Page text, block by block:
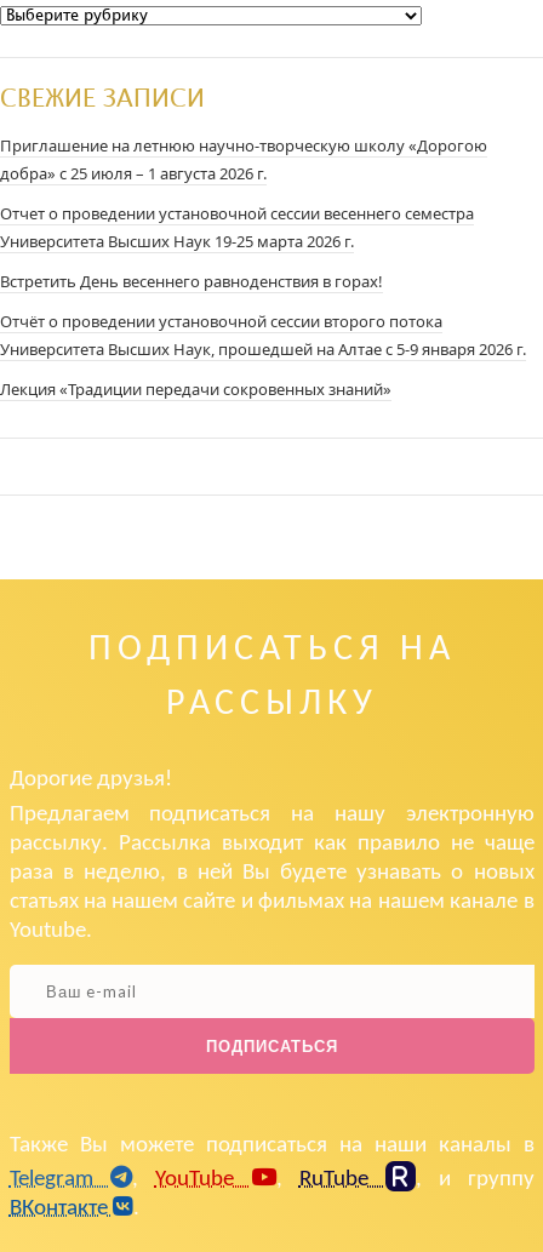
Рубрики
СВЕЖИЕ ЗАПИСИ
Приглашение на летнюю научно-творческую школу «Дорогою
добра» с 25 июля – 1 августа 2026 г.
Отчет о проведении установочной сессии весеннего семестра
Университета Высших Наук 19-25 марта 2026 г.
Встретить День весеннего равноденствия в горах!
Отчёт о проведении установочной сессии второго потока
Университета Высших Наук, прошедшей на Алтае с 5-9 января 2026 г.
Лекция «Традиции передачи сокровенных знаний»
ПОДПИСАТЬСЯ НА
РАССЫЛКУ
Дорогие друзья!
Предлагаем подписаться на нашу электронную
рассылку. Рассылка выходит как правило не чаще
раза в неделю, в ней Вы будете узнавать о новых
статьях на нашем сайте и фильмах на нашем канале в
Youtube.
ПОДПИСАТЬСЯ
Также Вы можете подписаться на наши каналы в
Telegram
, YouTube , RuTube
, и группу
ВКонтакте
.